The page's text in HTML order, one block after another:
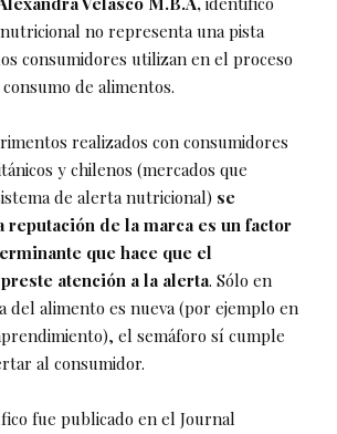
no representa una pista
consumidores utilizan en el proceso
de alimentos.
realizados con consumidores
y chilenos (mercados que
de alerta nutricional) se
de la marca es un factor
que hace que el
atención a la alerta. Sólo en
del alimento es nueva (por ejemplo en
el semáforo sí cumple
al consumidor.
fue publicado en el Journal